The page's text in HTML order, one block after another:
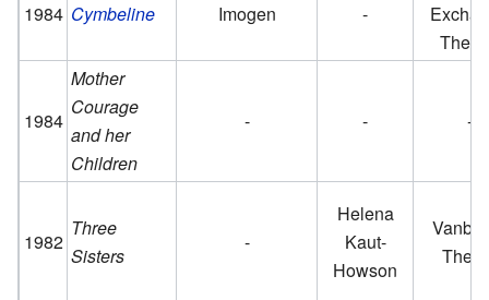
1984 Cymbeline Imogen -
1984
Mother
Courage
and her
Children
- - -
1982
Three
Sisters
-
Helena
Kaut-
Howson